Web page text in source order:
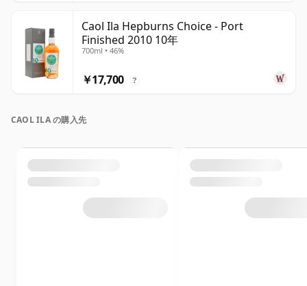
Caol Ila Hepburns Choice - Port
Finished 2010 10年
700ml • 46%
￥17,700 ?
CAOL ILA の購入先